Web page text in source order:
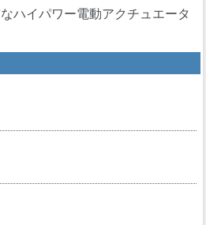
ハイパワー電動アクチュエータ